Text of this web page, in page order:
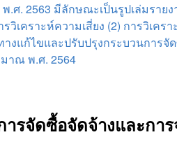
.ศ. 2563 มีลักษณะเป็นรูปเล่มราย
วิเคราะห์ความเสี่ยง (2) การวิเค
งแก้ไขและปรับปรุงกระบวนการจั
าณ พ.ศ. 2564
ารจัดซื้อจัดจ้างและกา